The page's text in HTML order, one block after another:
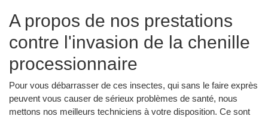
A propos de nos prestations
contre l'invasion de la chenille
processionnaire
Pour vous débarrasser de ces insectes, qui sans le faire exprès
peuvent vous causer de sérieux problèmes de santé, nous
mettons nos meilleurs techniciens à votre disposition. Ce sont